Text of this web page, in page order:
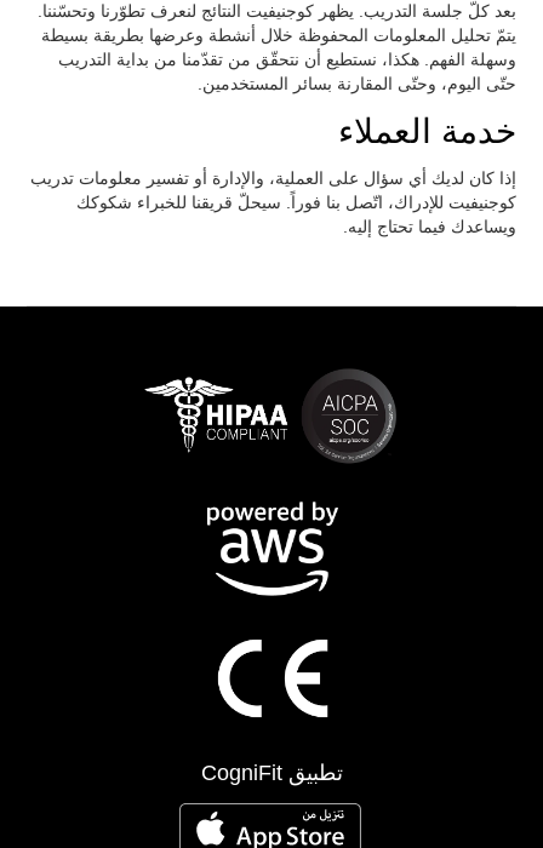
بعد كلّ جلسة التدريب. يظهر كوجنيفيت النتائج لنعرف تطوّرنا وتحسّننا.
يتمّ تحليل المعلومات المحفوظة خلال أنشطة وعرضها بطريقة بسيطة
وسهلة الفهم. هكذا، نستطيع أن نتحقّق من تقدّمنا من بداية التدريب
حتّى اليوم، وحتّى المقارنة بسائر المستخدمين.
خدمة العملاء
إذا كان لديك أي سؤال على العملية، والإدارة أو تفسير معلومات تدريب
كوجنيفيت للإدراك، اتّصل بنا فوراً. سيحلّ قريقنا للخبراء شكوكك
ويساعدك فيما تحتاج إليه.
تطبيق CogniFit